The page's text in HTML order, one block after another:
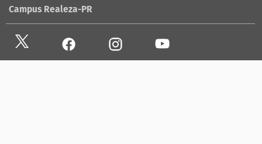
Campus Realeza-PR